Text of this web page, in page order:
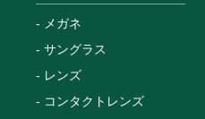
メガネ
サングラス
レンズ
コンタクトレンズ